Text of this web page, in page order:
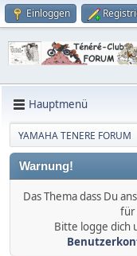
Einloggen
Hauptmenü
YAMAHA TENERE FORUM
Warnung!
Das Thema dass Du
für
Bitte logge dich